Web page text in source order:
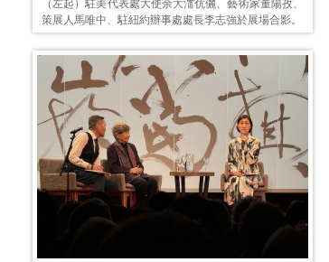
（左起）駐美代表處大使余大㵢伉儷、藝術家董陽孜、
策展人馬唯中、駐紐約辦事處處長李志強於展場合影。